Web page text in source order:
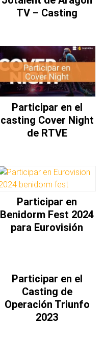
TV – Casting
Participar en el
casting Cover Night
de RTVE
Participar en
Benidorm Fest 2024
para Eurovisión
Participar en el
Casting de
Operación Triunfo
2023